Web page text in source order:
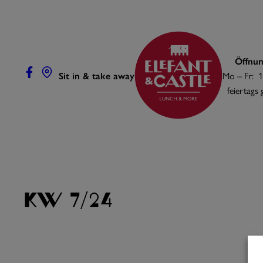
Sit in & take away
Mo – Fr:
feiertags
KW 7/24